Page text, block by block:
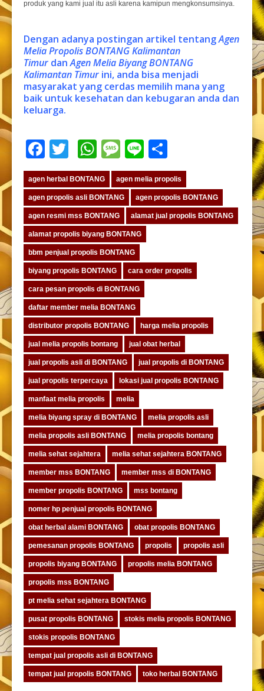
produk yang kami jual itu asli karena kamipun mengkonsumsinya.
Dengan adanya postingan artikel tentangAgen
Melia Propolis BONTANG Kalimantan
Timur danAgen Melia Biyang BONTANG
Kalimantan Timur ini, anda bisa menjadi
masyarakat yang cerdas memilih mana yang
baik untuk kesehatan dan kebugaran anda dan
keluarga.
Facebook
TwitterWhatsApp
Message
Line
agen herbal BONTANG agen melia propolis
agen propolis asli BONTANG agen propolis BONTANG
agen resmi mss BONTANG alamat jual propolis BONTANG
alamat propolis biyang BONTANG
bbm penjual propolis BONTANG
biyang propolis BONTANG cara order propolis
cara pesan propolis di BONTANG
daftar member melia BONTANG
distributor propolis BONTANG harga melia propolis
jual melia propolis bontang jual obat herbal
jual propolis asli di BONTANG jual propolis di BONTANG
jual propolis terpercaya lokasi jual propolis BONTANG
manfaat melia propolis melia
melia biyang spray di BONTANG melia propolis asli
melia propolis asli BONTANG melia propolis bontang
melia sehat sejahtera melia sehat sejahtera BONTANG
member mss BONTANG member mss di BONTANG
member propolis BONTANG mss bontang
nomer hp penjual propolis BONTANG
obat herbal alami BONTANG obat propolis BONTANG
pemesanan propolis BONTANG propolis propolis asli
propolis biyang BONTANG propolis melia BONTANG
propolis mss BONTANG
pt melia sehat sejahtera BONTANG
pusat propolis BONTANG stokis melia propolis BONTANG
stokis propolis BONTANG
tempat jual propolis asli di BONTANG
tempat jual propolis BONTANG toko herbal BONTANG